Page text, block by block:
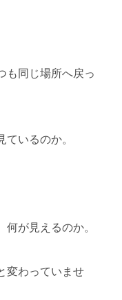
も同じ場所へ戻っ
いるのか。
が見えるのか。
変わっていませ